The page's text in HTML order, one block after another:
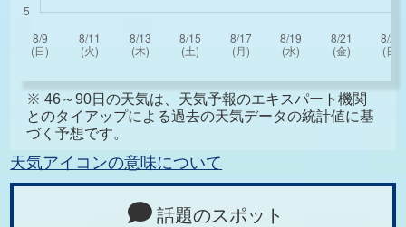
※ 46～90日の天気は、天気予報のエキスパート機関
とのタイアップによる過去の天気データの統計値に基
づく予想です。
天気アイコンの意味について
話題のスポット